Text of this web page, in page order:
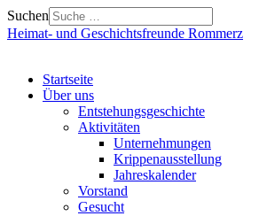
Suchen
Heimat- und Geschichtsfreunde Rommerz
Startseite
Über uns
Entstehungsgeschichte
Aktivitäten
Unternehmungen
Krippenausstellung
Jahreskalender
Vorstand
Gesucht